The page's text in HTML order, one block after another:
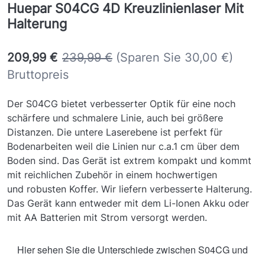
Huepar S04CG 4D Kreuzlinienlaser Mit
Halterung
209,99 € 239,99 € (Sparen Sie 30,00 €)
Bruttopreis
Der S04CG bietet verbesserter Optik für eine noch
schärfere und schmalere Linie, auch bei größere
Distanzen. Die untere Laserebene ist perfekt für
Bodenarbeiten weil die Linien nur c.a.1 cm über dem
Boden sind. Das Gerät ist extrem kompakt und kommt
mit reichlichen Zubehör in einem hochwertigen
und robusten Koffer. Wir liefern verbesserte Halterung.
Das Gerät kann entweder mit dem Li-Ionen Akku oder
mit AA Batterien mit Strom versorgt werden.
Hier sehen Sie die Unterschiede zwischen S04CG und